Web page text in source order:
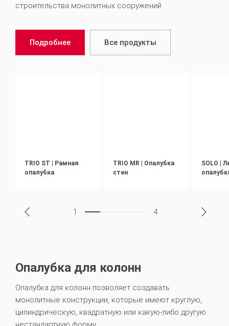
строительства монолитных сооружений
Подробнее Все продукты
TRIO ST | Рамная
опалубка
TRIO MR | Опалубка
стен
SOLO |
1 4
Опалубка для колонн
Опалубка для колонн позволяет создавать
монолитные конструкции, которые имеют круглую,
цилиндрическую, квадратную или какую-либо другую